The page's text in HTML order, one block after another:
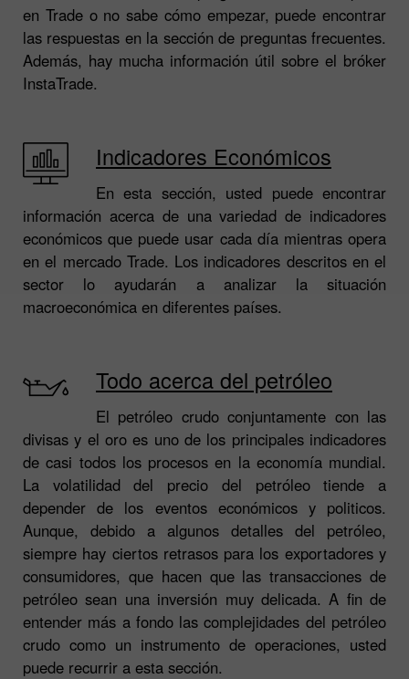
en Trade o no sabe cómo empezar, puede encontrar
las respuestas en la sección de preguntas frecuentes.
Además, hay mucha información útil sobre el bróker
InstaTrade.
Indicadores Económicos
En esta sección, usted puede encontrar
información acerca de una variedad de indicadores
económicos que puede usar cada día mientras opera
en el mercado Trade. Los indicadores descritos en el
sector lo ayudarán a analizar la situación
macroeconómica en diferentes países.
Todo acerca del petróleo
El petróleo crudo conjuntamente con las
divisas y el oro es uno de los principales indicadores
de casi todos los procesos en la economía mundial.
La volatilidad del precio del petróleo tiende a
depender de los eventos económicos y politicos.
Aunque, debido a algunos detalles del petróleo,
siempre hay ciertos retrasos para los exportadores y
consumidores, que hacen que las transacciones de
petróleo sean una inversión muy delicada. A fin de
entender más a fondo las complejidades del petróleo
crudo como un instrumento de operaciones, usted
puede recurrir a esta sección.